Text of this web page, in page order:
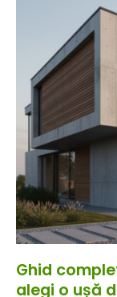
Ghid
alegi o ușă